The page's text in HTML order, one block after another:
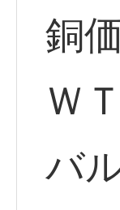
銅
Ｗ
バ